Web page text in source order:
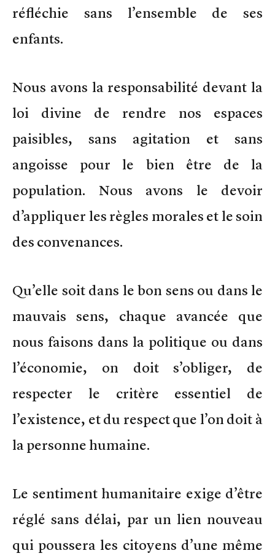
réfléchie sans l’ensemble de ses
enfants.
Nous avons la responsabilité devant la
loi divine de rendre nos espaces
paisibles, sans agitation et sans
angoisse pour le bien être de la
population. Nous avons le devoir
d’appliquer les règles morales et le soin
des convenances.
Qu’elle soit dans le bon sens ou dans le
mauvais sens, chaque avancée que
nous faisons dans la politique ou dans
l’économie, on doit s’obliger, de
respecter le critère essentiel de
l’existence, et du respect que l’on doit à
la personne humaine.
Le sentiment humanitaire exige d’être
réglé sans délai, par un lien nouveau
qui poussera les citoyens d’une même